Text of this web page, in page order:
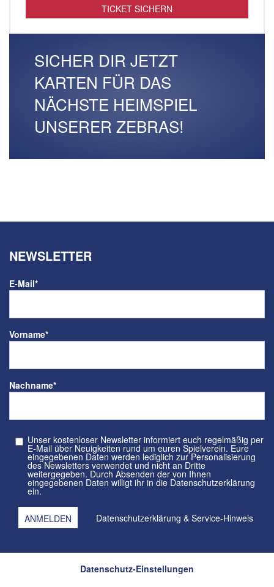
TICKET SICHERN
SICHER DIR JETZT
KARTEN FÜR DAS
NÄCHSTE HEIMSPIEL
UNSERER ZEBRAS!
NEWSLETTER
E-Mail*
Vorname*
Nachname*
Unser kostenloser Newsletter informiert euch regelmäßig per
E-Mail über Neuigkeiten rund um euren Spielverein. Eure
eingegebenen Daten werden lediglich zur Personalisierung
des Newsletters verwendet und nicht an Dritte
weitergegeben. Durch Absenden der von Ihnen
eingegebenen Daten willigt ihr in die Datenschutzerklärung
ein.
Datenschutzerklärung & Service-Hinweis
Datenschutz-Einstellungen